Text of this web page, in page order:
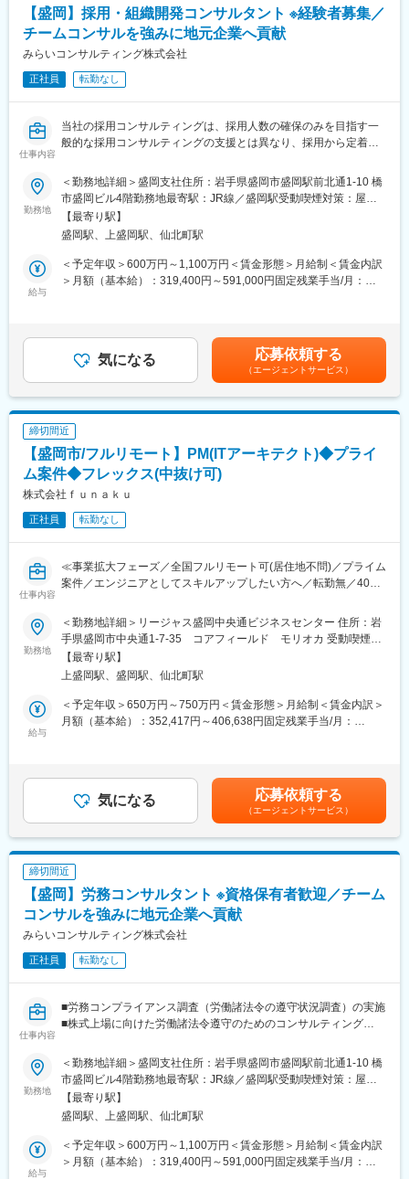
・在庫管理、売り場づくり、POP作成
・KPI管理・数値振り返り
・店舗会議・研修への参加
・キャンペーン企画など、集客に向けた取り組み
へステップアップが可能です。RSV経験後はマネジメントや本部
への異動の道もあり、長期的にキャリア形成ができます。まずは
■組織構成：
1店舗あたり店長1名、スタッフ5～15名で運営。チームワークを
重視し相談しやすい環境◎
変更の範囲：会社の定める業務
・新規顧客に向けた事業承継コンサル業務
・法人オーナーへ向けた辻本郷のグループソリューション提案
（保険・不動産・М＆A・ITソフト提案） など
上記の中から、経験や希望を考慮してお任せできるところから業
務をお願いいたします。
マネジメント業務(いずれも共通でマネジメント職で採用となった
場合)
■特徴：
＜チーム連携＞
税務に関わる様々な分野のエキスパートが集結し、案件によって
チームを組んで業務を進めることもあります。チーム連携を通じ
て、他のエキスパートによる協力と刺激を受けながら自身の専門
＜広範囲な取り扱い業務＞
中小企業が主な顧問先になりますが、医療法人、公益法人、社会
福祉法人、地方公共団体、海外法人、そして個人と、幅広いお客
様に対して、税務サービスを提供しています。お仕事を通じて、
変更の範囲：会社の定める業務
【盛岡】採用・組織開発コンサルタント ※経験者募集／
チームコンサルを強みに地元企業へ貢献
みらいコンサルティング株式会社
正社員 転勤なし
仕事内容
当社の採用コンサルティングは、採用人数の確保のみを目指す一
般的な採用コンサルティングの支援とは異なり、採用から定着ま
企業内での自走化が必要であり、採用ファーストで取組まれる企
業を当社では実行実現支援します。
また、採用後は「組織づくり・チームづくり」を通じて組織を活
性化し、働く人や組織の可能性を引き出すことで、企業の持続可
能な変革・成長支援をします。ディスカッションやインタビュー
を通して本当に解決すべき課題を特定し、課題解決に向けた研修
■求職者から選ばれる方法を明確化
会社の現状、採用市場（求職者心理）を正しく理解し、現状との
ギャップを認識することで、人手不足で悩んでいる会社の『人材
■企業の本当の価値・ありたい姿の明確化
コーチングを用いたアプローチで、社員自身が企業の本当の価
値・ありたい姿を考えることで、社員の進む方向性を合わせま
す。
コンサルタント兼ファシリテーターとして、経営課題を解決する
【ご支援例】
・採用HP制作ご支援
・採用ピッチ資料作成
・面接官トレーニング
・組織の「関係性構築」プログラム
・バックキャスティング型中期経営計画策定プロジェクト
・SDGsマテリアリティ策定ワークショップ
・「圧倒的なお客さま志向」「当事者意識」「成長志向」…自己
実現の中に社会貢献の要素が多い人材が集結。
・「生涯顧客（お客さま）」「チームコンサルティング」「実
ために、共に考え・行動し、チームでお客さまの期待を超える付
加価値を提供し続けることで、共創パートナーとなることを目指
しています。
変更の範囲：会社の定める業務
勤務地
＜勤務地詳細＞盛岡支社住所：岩手県盛岡市盛岡駅前北通1-10 橋
市盛岡ビル4階勤務地最寄駅：JR線／盛岡駅受動喫煙対策：屋内
全面禁煙変更の範囲：会社の定める事業所
【最寄り駅】
盛岡駅、上盛岡駅、仙北町駅
給与
＜予定年収＞600万円～1,100万円＜賃金形態＞月給制＜賃金内訳
＞月額（基本給）：319,400円～591,000円固定残業手当/月：
給与には30時間分の固定残業代を含む/超過分は全額支給※経験・
能力、現年収など考慮の上、決定いたします■昇給：年1回■賞
与：年2回（2ヶ月×2回）賃金はあくまでも目安の金額であり、選
考を通じて上下する可能性があります。月給(月額)は固定手当を含
めた表記です。
気になる 応募依頼する
（エージェントサービス）
締切間近
【盛岡市/フルリモート】PM(ITアーキテクト)◆プライ
ム案件◆フレックス(中抜け可)
株式会社ｆｕｎａｋｕ
正社員 転勤なし
仕事内容
≪事業拡大フェーズ／全国フルリモート可(居住地不問)／プライム
案件／エンジニアとしてスキルアップしたい方へ／転勤無／40代
■業務内容：
受託開発事業を拡大するために開発メンバーを増員する予定であ
り、入社当初はSESで稼働をいただきますが、その後は受託開発
のメンバーとして稼働いただく予定となっています。将来的には
コンサルティング事業とシステム開発事業を融合させて、より難
易度の高い課題解決にチャレンジしていきたいと考えています。
います。
ェクトマネージャー1名・リーダー1名・メンバー3名の計5名の組
織を構築しています。
■当社の魅力：
「困った人を助けたい」という思いから新規事業の立ち上げを支
中。戦略立案だけをお手伝いするのではなくお客様と一緒に汗を
■当社の特徴：
当社代表は東京で12年間のソフトウェア会社勤務を経て、故郷の
ビジネス開発を通じて自社が得たノウハウや知見を地域に還元し
ていくfunakuの取組みは、スタートアップとも地方創生とも違っ
た新しい枠組みとなっていくと考えています。
前期は塩釜市を知るためにデスクトップリサーチとフィールドワ
今期はフィールドワークや当事者へのヒアリングを通じて、地域
の課題の内在化にチャレンジしました。現在は塩釜市の不のメカ
勤務地
＜勤務地詳細＞リージャス盛岡中央通ビジネスセンター 住所：岩
手県盛岡市中央通1-7-35 コアフィールド モリオカ 受動喫煙対
策：屋内全面禁煙変更の範囲：会社の定める事業所（リモートワ
ーク含む）
【最寄り駅】
上盛岡駅、盛岡駅、仙北町駅
給与
＜予定年収＞650万円～750万円＜賃金形態＞月給制＜賃金内訳＞
月額（基本給）：352,417円～406,638円固定残業手当/月：
実績：2回（過去実績：3ヶ月分）賃金はあくまでも目安の金額で
あり、選考を通じて上下する可能性があります。月給(月額)は固定
手当を含めた表記です。
気になる 応募依頼する
（エージェントサービス）
締切間近
【盛岡】労務コンサルタント ※資格保有者歓迎／チーム
コンサルを強みに地元企業へ貢献
みらいコンサルティング株式会社
正社員 転勤なし
仕事内容
■労務コンプライアンス調査（労働諸法令の遵守状況調査）の実施
■株式上場に向けた労働諸法令遵守のためのコンサルティング
■その他会社の労働諸問題に対する対応実務コンサルティング
＜魅力ポイント＞
・「圧倒的なお客さま志向」「当事者意識」「成長志向」…自己
実現の中に社会貢献の要素が多い人材が集結。
・「生涯顧客（お客さま）」「チームコンサルティング」「実
行・実現支援」…お客さまの「計画立案ではなく、成功実現」の
勤務地
＜勤務地詳細＞盛岡支社住所：岩手県盛岡市盛岡駅前北通1-10 橋
市盛岡ビル4階勤務地最寄駅：JR線／盛岡駅受動喫煙対策：屋内
全面禁煙変更の範囲：会社の定める事業所
【最寄り駅】
盛岡駅、上盛岡駅、仙北町駅
給与
＜予定年収＞600万円～1,100万円＜賃金形態＞月給制＜賃金内訳
＞月額（基本給）：319,400円～591,000円固定残業手当/月：